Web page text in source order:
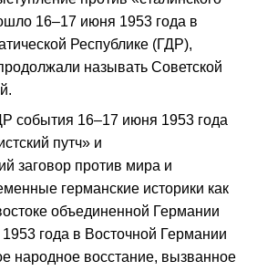
16–17 июня 1953 года в
Республике (ГДР),
называть Советской
события 16–17 июня 1953 года
путч» и
заговор против мира и
германские историки как
объединенной Германии
1953 года в Восточной Германии
народное восстание, вызванное